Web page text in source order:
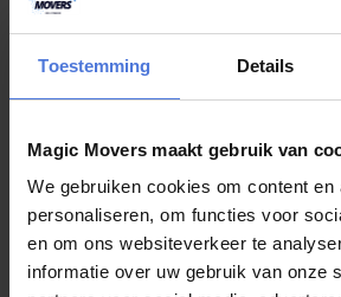
Toestemming Details
Magic Movers maakt gebruik van
We gebruiken cookies om content en
personaliseren, om functies voor
en om ons websiteverkeer te
informatie over uw gebruik van onze
Populaire bestemmingen
Wij zijn gespecialiseerd in verhuizingen
bereikbaar zijn per verhuiswagen.
Gratis o ffert e aanvragen